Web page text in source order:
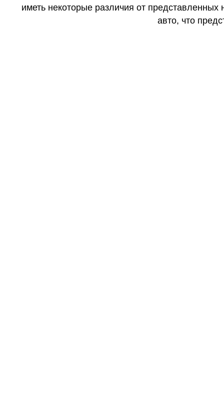
иметь некоторые различия от
авто, что